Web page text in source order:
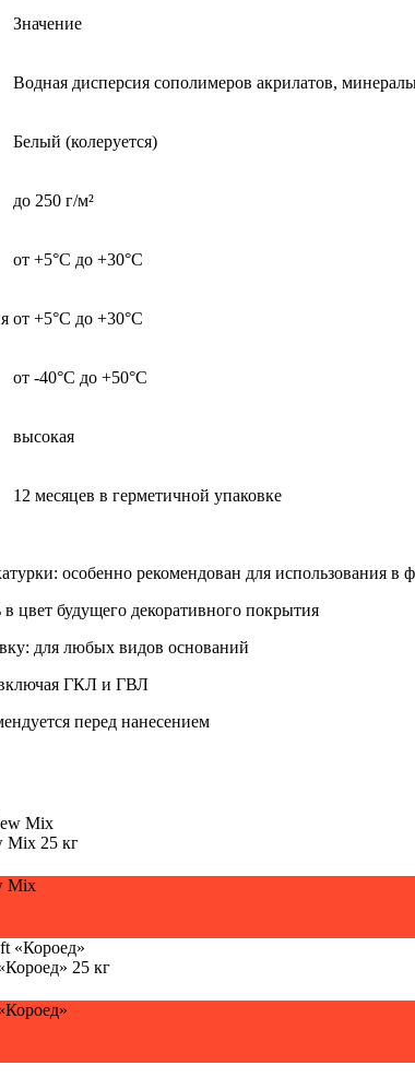
Значение
Водная дисперсия сополимеров акрилатов,
Белый (колеруется)
до 250 г/м²
от +5°C до +30°C
от +5°C до +30°C
от -40°C до +50°C
высокая
12 месяцев в герметичной упаковке
особенно рекомендован для использования
цвет будущего декоративного покрытия
для любых видов оснований
ГКЛ и ГВЛ
перед нанесением
Mix 25 кг
Mix
25 кг